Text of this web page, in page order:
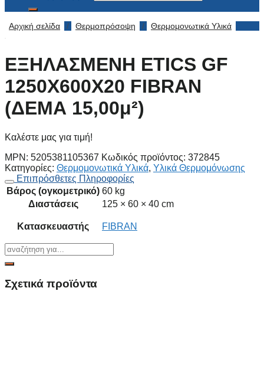
Αρχική σελίδα / Θερμοπρόσοψη / Θερμομονωτικά Υλικά
ΕΞΗΛΑΣΜΕΝΗ ETICS GF
1250X600X20 FIBRAN
(ΔΕΜΑ 15,00μ²)
Καλέστε μας για τιμή!
MPN: 5205381105367 Κωδικός προϊόντος: 372845
Κατηγορίες: Θερμομονωτικά Υλικά, Υλικά Θερμομόνωσης
Επιπρόσθετες Πληροφορίες
Βάρος (ογκομετρικό) 60 kg
Διαστάσεις
125 × 60 × 40 cm
Κατασκευαστής FIBRAN
Σχετικά προϊόντα